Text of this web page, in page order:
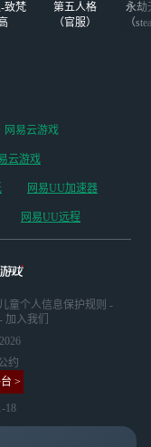
致梵
第五人格
（官服）
永劫
（
网易云游戏
云游戏
网易UU加速器
网易UU远程
童个人信息保护规则 -
- 加入我们
约
>
18